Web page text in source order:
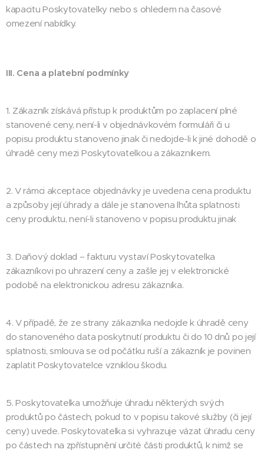
kapacitu Poskytovatelky nebo s ohledem na časové
omezení nabídky.
III. Cena a platební podmínky
1. Zákazník získává přístup k produktům po zaplacení plné
stanovené ceny, není-li v objednávkovém formuláři či u
popisu produktu stanoveno jinak či nedojde-li k jiné dohodě o
úhradě ceny mezi Poskytovatelkou a zákazníkem.
2. V rámci akceptace objednávky je uvedena cena produktu
a způsoby její úhrady a dále je stanovena lhůta splatnosti
ceny produktu, není-li stanoveno v popisu produktu jinak
3. Daňový doklad – fakturu vystaví Poskytovatelka
zákazníkovi po uhrazení ceny a zašle jej v elektronické
podobě na elektronickou adresu zákazníka.
4. V případě, že ze strany zákazníka nedojde k úhradě ceny
do stanoveného data poskytnutí produktu či do 10 dnů po její
splatnosti, smlouva se od počátku ruší a zákazník je povinen
zaplatit Poskytovatelce vzniklou škodu.
5. Poskytovatelka umožňuje úhradu některých svých
produktů po částech, pokud to v popisu takové služby (či její
ceny) uvede. Poskytovatelka si vyhrazuje vázat úhradu ceny
po částech na zpřístupnění určité části produktů, k nimž se